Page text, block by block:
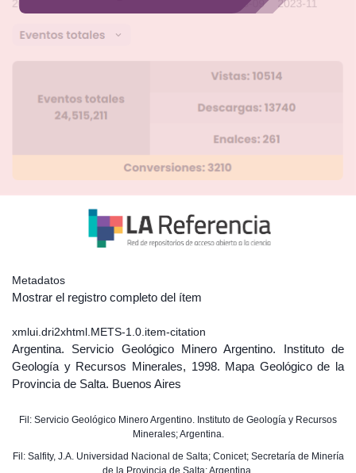
Metadatos
Mostrar el registro completo del ítem
xmlui.dri2xhtml.METS-1.0.item-citation
Argentina. Servicio Geológico Minero Argentino. Instituto de
Geología y Recursos Minerales, 1998. Mapa Geológico de la
Provincia de Salta. Buenos Aires
Fil: Servicio Geológico Minero Argentino. Instituto de Geología y Recursos
Minerales; Argentina.
Fil: Salfity, J.A. Universidad Nacional de Salta; Conicet; Secretaría de Minería
de la Provincia de Salta; Argentina.